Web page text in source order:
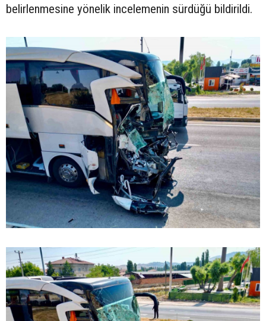
belirlenmesine yönelik incelemenin sürdüğü bildirildi.